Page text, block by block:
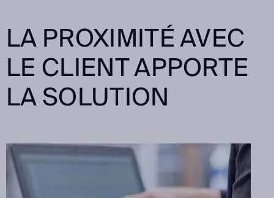
LA PROXIMITÉ AVEC
LE CLIENT APPORTE
LA SOLUTION